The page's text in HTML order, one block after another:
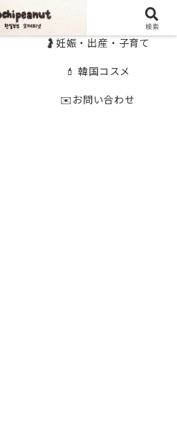
🤰妊娠・出産・子育て
💄 韓国コスメ
✉️お問い合わせ
検索